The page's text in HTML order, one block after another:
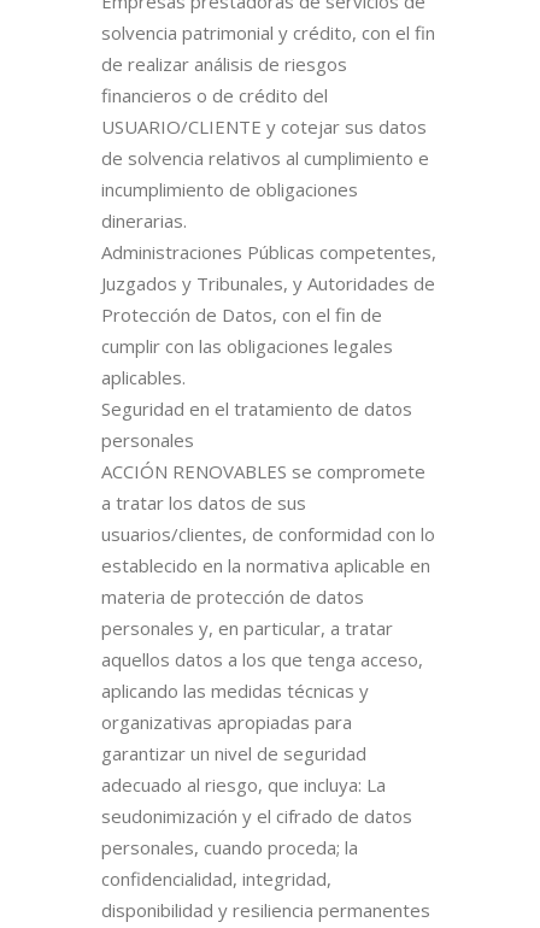
solvencia patrimonial y crédito, con el fin
de realizar análisis de riesgos
financieros o de crédito del
USUARIO/CLIENTE y cotejar sus datos
de solvencia relativos al cumplimiento e
incumplimiento de obligaciones
dinerarias.
Administraciones Públicas competentes,
Juzgados y Tribunales, y Autoridades de
Protección de Datos, con el fin de
cumplir con las obligaciones legales
aplicables.
Seguridad en el tratamiento de datos
personales
ACCIÓN RENOVABLES se compromete
a tratar los datos de sus
usuarios/clientes, de conformidad con lo
establecido en la normativa aplicable en
materia de protección de datos
personales y, en particular, a tratar
aquellos datos a los que tenga acceso,
aplicando las medidas técnicas y
organizativas apropiadas para
garantizar un nivel de seguridad
adecuado al riesgo, que incluya: La
seudonimización y el cifrado de datos
personales, cuando proceda; la
confidencialidad, integridad,
disponibilidad y resiliencia permanentes